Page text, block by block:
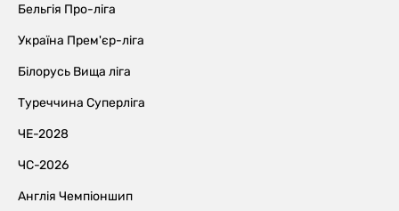
Бельгія Про-ліга
Україна Прем'єр-ліга
Білорусь Вища ліга
Туреччина Суперліга
ЧЕ-2028
ЧС-2026
Англія Чемпіоншип